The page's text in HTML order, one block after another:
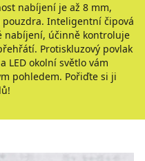
nabíjení je až 8 mm,
pouzdra. Inteligentní čipová
nabíjení, účinně kontroluje
Protiskluzový povlak
LED okolní světlo vám
pohledem. Pořiďte si ji